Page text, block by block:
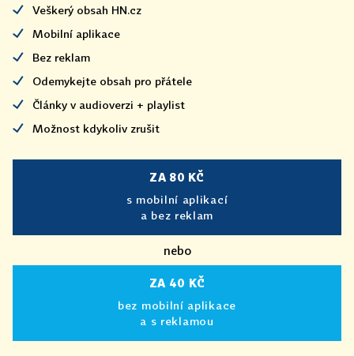
Veškerý obsah HN.cz
Mobilní aplikace
Bez reklam
Odemykejte obsah pro přátele
Články v audioverzi + playlist
Možnost kdykoliv zrušit
ZA 80 KČ
s mobilní aplikací
a bez reklam
nebo
ZA 40 KČ
bez mobilní aplikace
a s reklamou